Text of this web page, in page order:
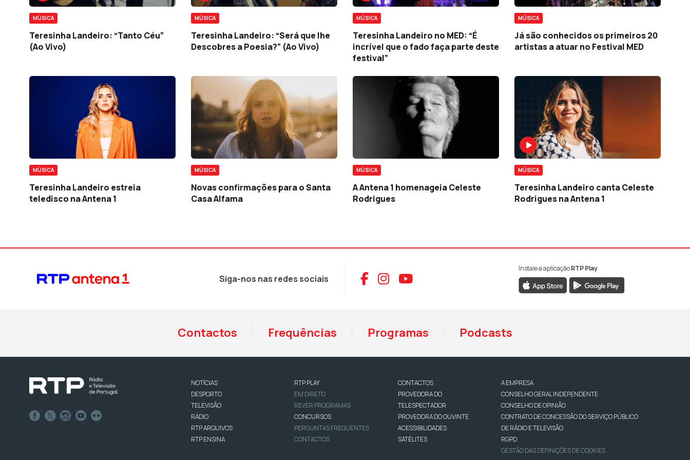
MÚSICA
Teresinha Landeiro: “Tanto Céu”
(Ao Vivo)
MÚSICA
Teresinha Landeiro: “Será que lhe
Descobres a Poesia?” (Ao Vivo)
MÚSICA
Teresinha Landeiro no MED: “É
incrível que o fado faça parte deste
festival”
MÚSICA
Já são conhecidos os primeiros 20
artistas a atuar no Festival MED
MÚSICA
Teresinha Landeiro estreia
teledisco na Antena 1
MÚSICA
Novas confirmações para o Santa
Casa Alfama
MÚSICA
A Antena 1 homenageia Celeste
Rodrigues
MÚSICA
Teresinha Landeiro canta Celeste
Rodrigues na Antena 1
Siga-nos nas redes sociais Aceder ao Facebook da RTP Antena 1
Aceder ao Instagram da RTP Antena 1
Aceder ao YouTube da RTP Antena 1
Instale a aplicaçãoRTP Play
Contactos Frequências Programas Podcasts
NOTÍCIAS
DESPORTO
TELEVISÃO
RÁDIO
RTP ARQUIVOS
RTP ENSINA
RTP PLAY
EM DIRETO
REVER PROGRAMAS
CONCURSOS
PERGUNTAS FREQUENTES
CONTACTOS
CONTACTOS
PROVEDORA DO
TELESPECTADOR
PROVEDORA DO OUVINTE
ACESSIBILIDADES
SATÉLITES
A EMPRESA
CONSELHO GERAL INDEPENDENTE
CONSELHO DE OPINIÃO
CONTRATO DE CONCESSÃO DO SERVIÇO PÚBLICO
DE RÁDIO E TELEVISÃO
RGPD
GESTÃO DAS DEFINIÇÕES DE COOKIES